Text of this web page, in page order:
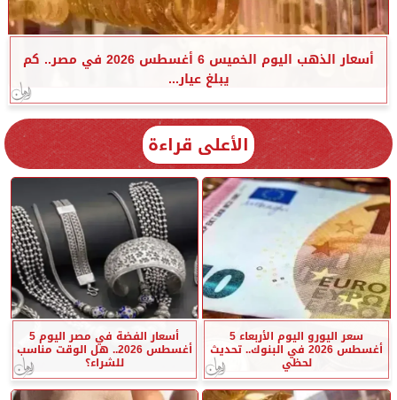
أسعار الذهب اليوم الخميس 6 أغسطس 2026 في مصر.. كم
يبلغ عيار...
الأعلى قراءة
سعر اليورو اليوم الأربعاء 5
أغسطس 2026 في البنوك.. تحديث
لحظي
أسعار الفضة في مصر اليوم 5
أغسطس 2026.. هل الوقت مناسب
للشراء؟